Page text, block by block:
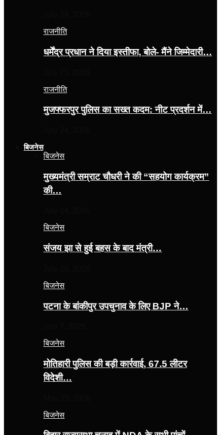
राजनीति
धर्मेंद्र प्रधान ने दिया इस्तीफा, बोले- मैंने जिम्मेदारी…
राजनीति
मुजफ्फरपुर पुलिस का सख्त कदम: नीट प्रदर्शन में…
बिजनेस
बिजनेस
मुख्यमंत्री सम्राट चौधरी ने की “सहयोग कार्यक्रम”
की…
बिजनेस
संजय झा से हुई बहस के बाद मंत्री…
बिजनेस
पटना के बांकीपुर उपचुनाव के लिए BJP ने…
बिजनेस
मोतिहारी पुलिस की बड़ी कार्रवाई, 67.5 लीटर
विदेशी…
बिजनेस